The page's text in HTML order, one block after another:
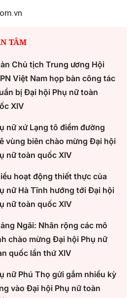
TÂM
Chủ tịch Trung ương Hội
Việt Nam họp bàn công tác
bị Đại hội Phụ nữ toàn
XIV
nữ xứ Lạng tô điểm đường
vùng biên chào mừng Đại hội
nữ toàn quốc XIV
hoạt động thiết thực của
nữ Hà Tĩnh hướng tới Đại hội
nữ toàn quốc XIV
Ngãi: Nhân rộng các mô
chào mừng Đại hội Phụ nữ
quốc lần thứ XIV
nữ Phú Thọ gửi gắm nhiều kỳ
vào Đại hội Phụ nữ toàn